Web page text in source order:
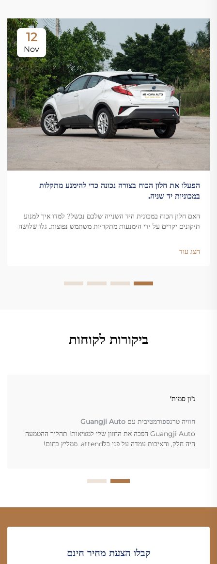
12
Nov
הפעלו את חלון הכוח בצורה נכונה כדי להימנע מתקלות
במכוניות יד שניה.
האם חלון הכוח במכונית היד השנייה שלכם נכשל? למדו איך למנוע
תיקונים יקרים על ידי הימנעות מתקריות משתמש נפוצות. גלו שלושה
הצג עוד
ביקורות לקוחות
ג'ון סמית'
חוויה טרנספורמטיבית עם Guangji Auto
Guangji Auto הפכה את החזון שלי למציאות! תהליך ההטמעה
היה חלק, והאיכות עמדה על פני כלattend. ממליץ בחום!
קבלו הצעת מחיר חינם